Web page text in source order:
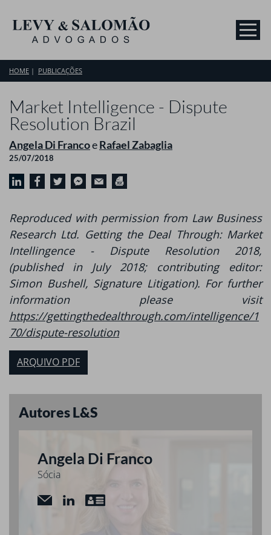
HOME PUBLICAÇÕES
Market Intelligence - Dispute
Resolution Brazil
Angela Di FrancoeRafael Zabaglia
25/07/2018
Reproduced with permission from Law Business
Research Ltd. Getting the Deal Through: Market
Intellingence - Dispute Resolution 2018,
(published in July 2018; contributing editor:
Simon Bushell, Signature Litigation). For further
information please visit
https://gettingthedealthrough.com/intelligence/1
70/dispute-resolution
ARQUIVO PDF
Autores L&S
Angela Di Franco
Sócia